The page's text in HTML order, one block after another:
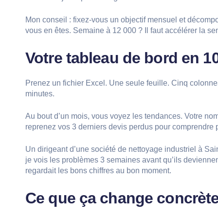
Mon conseil : fixez-vous un objectif mensuel et
vous en êtes. Semaine à 12 000 ? Il faut accélérer la
Votre tableau de bord en
Prenez un fichier Excel. Une seule feuille. Cinq
minutes.
Au bout d’un mois, vous voyez les tendances. Votre
reprenez vos 3 derniers devis perdus pour comprendre
Un dirigeant d’une société de nettoyage industriel à
je vois les problèmes 3 semaines avant qu’ils
regardait les bons chiffres au bon moment.
Ce que ça change